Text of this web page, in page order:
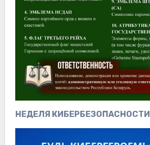
НЕДЕЛЯ КИБЕРБЕЗОПАСНОСТИ